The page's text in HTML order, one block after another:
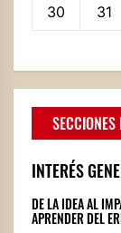
30
31
INTERÉS
DE LA IDEA AL
APRENDER DEL